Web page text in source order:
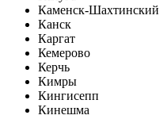
Каменск-Шахтинский
Канск
Каргат
Кемерово
Керчь
Кимры
Кингисепп
Кинешма